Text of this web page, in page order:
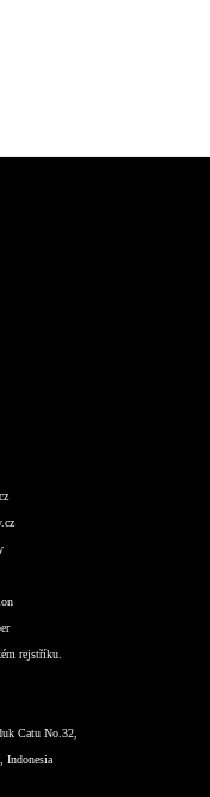
rejstříku.
Catu No.32,
Indonesia